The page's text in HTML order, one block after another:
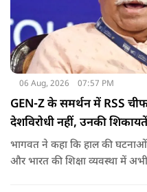
06 Aug, 2026 07:57 PM
GEN-Z के समर्थन में RSS
देशविरोधी नहीं, उनकी
भागवत ने कहा कि हाल की घटनाओं
और भारत की शिक्षा व्यवस्था में